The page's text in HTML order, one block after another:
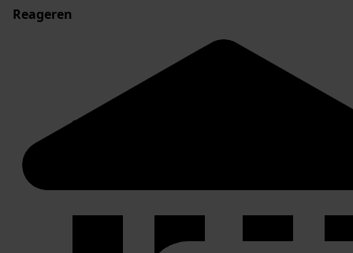
Reageren